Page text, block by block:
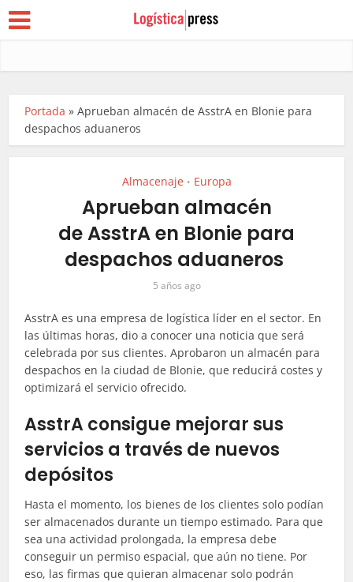
Portada »Aprueban almacén de AsstrA en Blonie para
despachos aduaneros
Almacenaje • Europa
Aprueban almacén
de AsstrA en Blonie para
despachos aduaneros
5 años ago
AsstrA es una empresa de logística líder en el sector. En
las últimas horas, dio a conocer una noticia que será
celebrada por sus clientes. Aprobaron un almacén para
despachos en la ciudad de Blonie, que reducirá costes y
optimizará el servicio ofrecido.
AsstrA consigue mejorar sus
servicios a través de nuevos
depósitos
Hasta el momento, los bienes de los clientes solo podían
ser almacenados durante un tiempo estimado. Para que
sea una actividad prolongada, la empresa debe
conseguir un permiso espacial, que aún no tiene. Por
eso, las firmas que quieran almacenar solo podrán